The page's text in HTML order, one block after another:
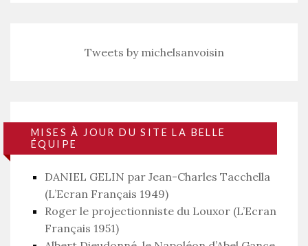
Tweets by michelsanvoisin
MISES À JOUR DU SITE LA BELLE
ÉQUIPE
DANIEL GELIN par Jean-Charles Tacchella
(L’Ecran Français 1949)
Roger le projectionniste du Louxor (L’Ecran
Français 1951)